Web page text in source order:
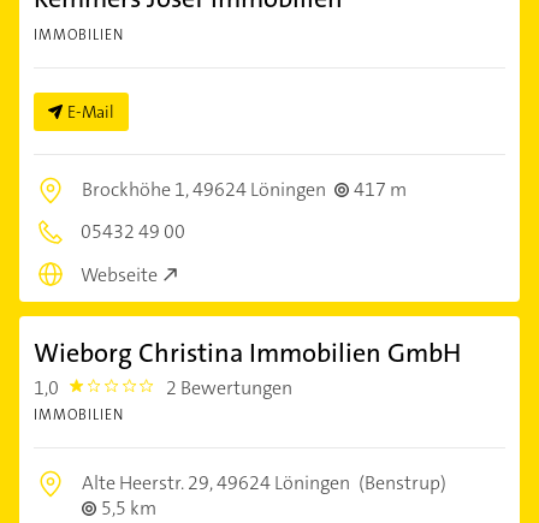
IMMOBILIEN
E-Mail
Brockhöhe 1,49624 Löningen
417 m
05432 49 00
Webseite
Wieborg Christina Immobilien GmbH
1,0 1.0 2 Bewertungen
IMMOBILIEN
Alte Heerstr. 29,49624 Löningen (Benstrup)
5,5 km